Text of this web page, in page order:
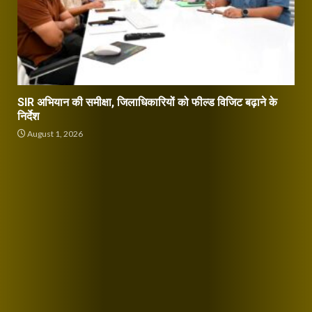
SIR अभियान की समीक्षा, जिलाधिकारियों को फील्ड विजिट बढ़ाने के
निर्देश
August 1, 2026